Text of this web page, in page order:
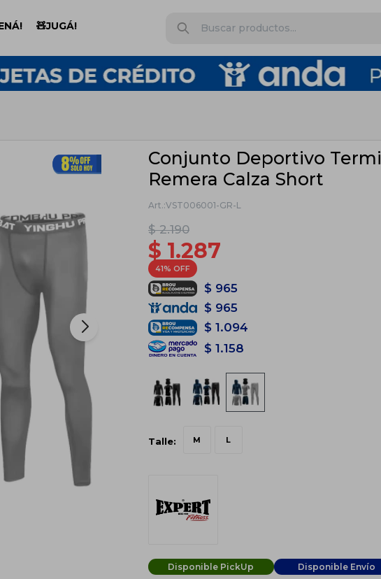
🧸JUGÁ!
Conjunto Deportivo
Remera Calza Short
VST006001-GR-L
$ 2.190
$ 1.287
41
$ 965
$ 965
$ 1.094
$ 1.158
Talle: M L
Disponible PickUp Disponible Envío